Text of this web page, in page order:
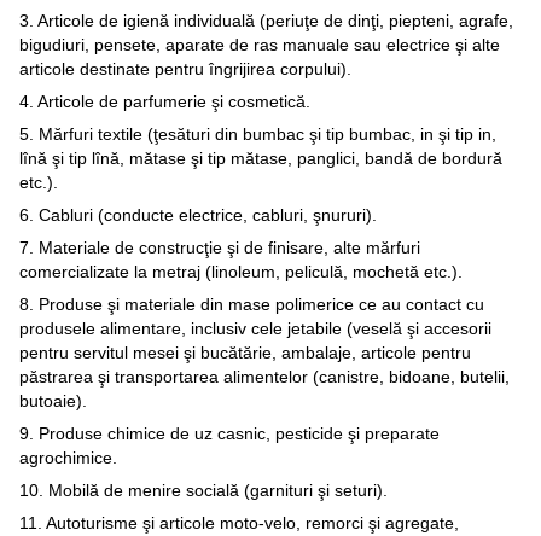
3. Articole de igienă individuală (periuţe de dinţi, piepteni, agrafe,
bigudiuri, pensete, aparate de ras manuale sau electrice şi alte
articole destinate pentru îngrijirea corpului).
4. Articole de parfumerie şi cosmetică.
5. Mărfuri textile (ţesături din bumbac şi tip bumbac, in şi tip in,
lînă şi tip lînă, mătase şi tip mătase, panglici, bandă de bordură
etc.).
6. Cabluri (conducte electrice, cabluri, şnururi).
7. Materiale de construcţie şi de finisare, alte mărfuri
comercializate la metraj (linoleum, peliculă, mochetă etc.).
8. Produse şi materiale din mase polimerice ce au contact cu
produsele alimentare, inclusiv cele jetabile (veselă şi accesorii
pentru servitul mesei şi bucătărie, ambalaje, articole pentru
păstrarea şi transportarea alimentelor (canistre, bidoane, butelii,
butoaie).
9. Produse chimice de uz casnic, pesticide şi preparate
agrochimice.
10. Mobilă de menire socială (garnituri şi seturi).
11. Autoturisme şi articole moto-velo, remorci şi agregate,